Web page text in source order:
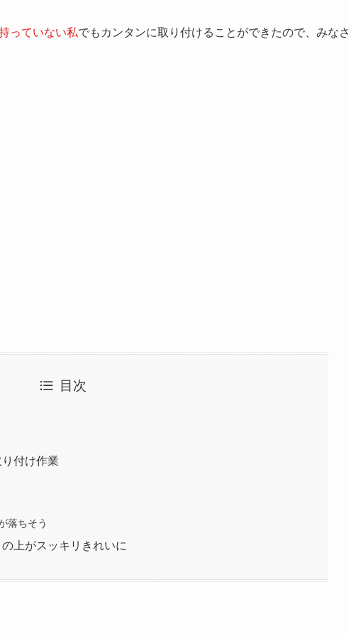
っていない私でもカンタンに取り付けることができたので、みなさ
目次
付け作業
落ちそう
上がスッキリきれいに